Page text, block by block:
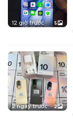
12 giờ trước 5
2 ngày trước 2